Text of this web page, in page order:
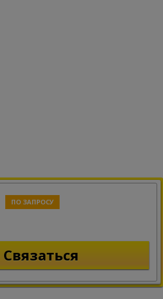
ПО ЗАПРОСУ
Связаться